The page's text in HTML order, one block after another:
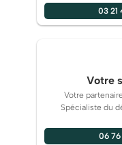
03 21
Votre
Votre
Spécialiste du
06 76